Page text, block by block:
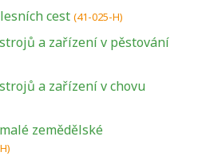
cest (41-025-H)
a zařízení v pěstování
a zařízení v chovu
zemědělské